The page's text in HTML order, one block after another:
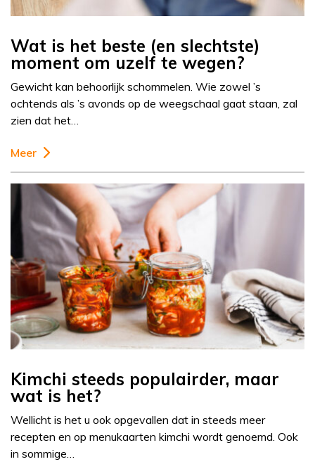
Wat is het beste (en slechtste)
moment om uzelf te wegen?
Gewicht kan behoorlijk schommelen. Wie zowel ’s
ochtends als ’s avonds op de weegschaal gaat staan, zal
zien dat het…
Meer
Kimchi steeds populairder, maar
wat is het?
Wellicht is het u ook opgevallen dat in steeds meer
recepten en op menukaarten kimchi wordt genoemd. Ook
in sommige…